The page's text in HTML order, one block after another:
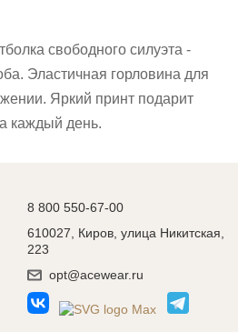
свободного силуэта -
Эластичная горловина для
Яркий принт подарит
каждый день.
8 800 550-67-00
610027, Киров, улица Никитская,
223
opt@acewear.ru